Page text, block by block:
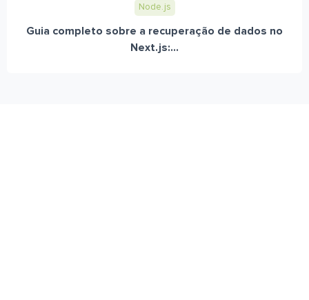
Node.js
Guia completo sobre a recuperação de dados no
Next.js:...